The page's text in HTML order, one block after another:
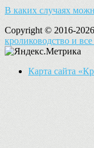
В каких случаях
Copyright © 2016-2026
кролиководство и
Карта сайта